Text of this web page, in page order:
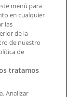
menú para
en cualquier
las
de la
de nuestro
de
tratamos
Analizar